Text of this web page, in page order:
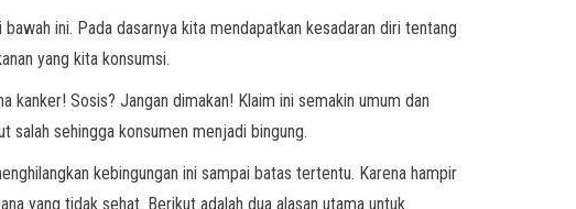
ini. Pada dasarnya kita mendapatkan kesadaran diri tentang
yang kita konsumsi.
Sosis? Jangan dimakan! Klaim ini semakin umum dan
salah sehingga konsumen menjadi bingung.
kebingungan ini sampai batas tertentu. Karena hampir
yang tidak sehat. Berikut adalah dua alasan utama untuk